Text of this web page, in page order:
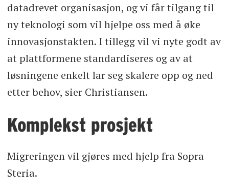
datadrevet organisasjon, og vi får tilgang til
ny teknologi som vil hjelpe oss med å øke
innovasjonstakten. I tillegg vil vi nyte godt av
at plattformene standardiseres og av at
løsningene enkelt lar seg skalere opp og ned
etter behov, sier Christiansen.
Komplekst prosjekt
Migreringen vil gjøres med hjelp fra Sopra
Steria.